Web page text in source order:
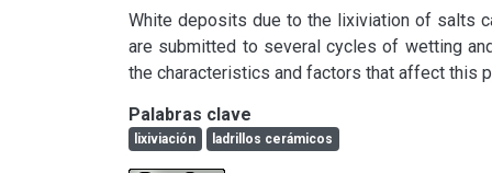
White deposits due to the lixiviation of salts
are submitted to several cycles of wetting
the characteristics and factors that affect this
Palabras clave
lixiviación ladrillos cerámicos